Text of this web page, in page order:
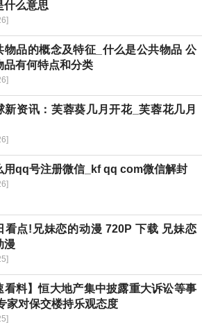
什么意思
物品的概念及特征_什么是公共物品 公
品有何特点和分类
新资讯：芙蓉葵几月开花_芙蓉花几月
用qq号注册微信_kf qq com微信解封
看点!兄妹恋的动漫 720P 下载 兄妹恋
漫
看料】恒大地产集中披露重大诉讼等事
家对保交楼持乐观态度